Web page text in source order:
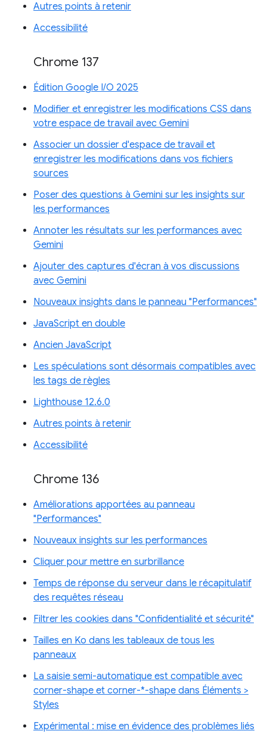
Autres points à retenir
Accessibilité
Chrome 137
Édition Google I/O 2025
Modifier et enregistrer les modifications CSS dans
votre espace de travail avec Gemini
Associer un dossier d'espace de travail et
enregistrer les modifications dans vos fichiers
sources
Poser des questions à Gemini sur les insights sur
les performances
Annoter les résultats sur les performances avec
Gemini
Ajouter des captures d'écran à vos discussions
avec Gemini
Nouveaux insights dans le panneau "Performances"
JavaScript en double
Ancien JavaScript
Les spéculations sont désormais compatibles avec
les tags de règles
Lighthouse 12.6.0
Autres points à retenir
Accessibilité
Chrome 136
Améliorations apportées au panneau
"Performances"
Nouveaux insights sur les performances
Cliquer pour mettre en surbrillance
Temps de réponse du serveur dans le récapitulatif
des requêtes réseau
Filtrer les cookies dans "Confidentialité et sécurité"
Tailles en Ko dans les tableaux de tous les
panneaux
La saisie semi-automatique est compatible avec
corner-shape et corner-*-shape dans Éléments >
Styles
Expérimental : mise en évidence des problèmes liés